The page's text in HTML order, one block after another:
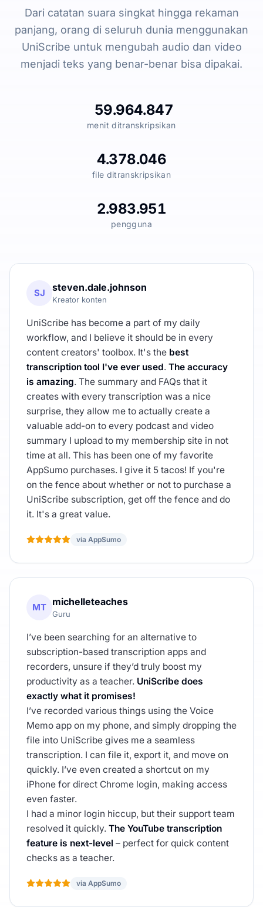
Dari catatan suara singkat hingga rekaman
panjang, orang di seluruh dunia menggunakan
UniScribe untuk mengubah audio dan video
menjadi teks yang benar-benar bisa dipakai.
59.964.847
menit ditranskripsikan
4.378.046
file ditranskripsikan
2.983.951
pengguna
SJ steven.dale.johnson
Kreator konten
UniScribe has become a part of my daily
workflow, and I believe it should be in every
content creators' toolbox. It's the best
transcription tool I've ever used. The accuracy
is amazing. The summary and FAQs that it
creates with every transcription was a nice
surprise, they allow me to actually create a
valuable add-on to every podcast and video
summary I upload to my membership site in not
time at all. This has been one of my favorite
AppSumo purchases. I give it 5 tacos! If you're
on the fence about whether or not to purchase a
UniScribe subscription, get off the fence and do
it. It's a great value.
via AppSumo
MT michelleteaches
Guru
I’ve been searching for an alternative to
subscription-based transcription apps and
recorders, unsure if they’d truly boost my
productivity as a teacher. UniScribe does
exactly what it promises!
I’ve recorded various things using the Voice
Memo app on my phone, and simply dropping the
file into UniScribe gives me a seamless
transcription. I can file it, export it, and move on
quickly. I’ve even created a shortcut on my
iPhone for direct Chrome login, making access
even faster.
I had a minor login hiccup, but their support team
resolved it quickly. The YouTube transcription
feature is next-level – perfect for quick content
checks as a teacher.
via AppSumo